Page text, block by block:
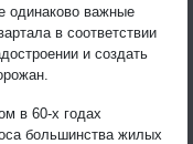
одинаково важные
в соответствии
и создать
в 60-х годах
большинства жилых